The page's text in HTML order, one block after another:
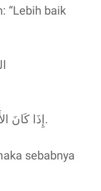
“Lebih baik
إِذَا كَانَ الأَثَرُ عَظِيمًا دَلَّ عَلَى عِظَمِ السَّبَبِ.
sebabnya